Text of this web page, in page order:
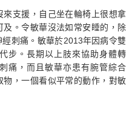
支援，自己坐在輪椅上很想拿
。令敏華沒法如常安睡的，除
刺痛。敏華於2013年因病令雙
步。長期以上肢來協助身體轉
痛，而且敏華亦患有腕管綜合
，一個看似平常的動作，對敏